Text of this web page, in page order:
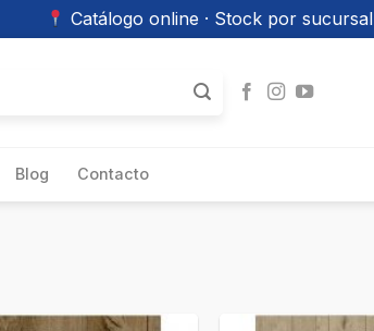
Catálogo online · Stock por sucursal
Blog Contacto